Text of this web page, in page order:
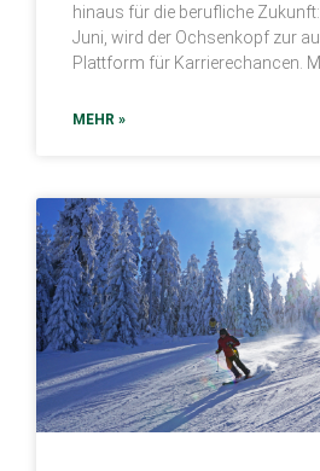
hinaus für die berufliche Zukunft:
Juni, wird der Ochsenkopf zur
Plattform für Karrierechancen.
MEHR »